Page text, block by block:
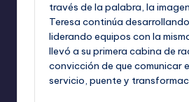
través de la palabra, la
Teresa continúa
liderando equipos con la
llevó a su primera cabina de
convicción de que comunicar
servicio, puente y